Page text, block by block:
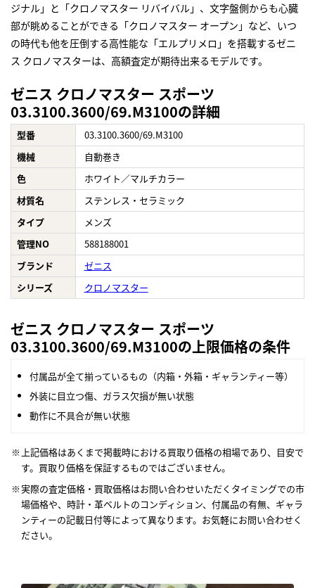
ジナル」と「クロノマスター リバイバル」、文字盤側からも心臓
部が眺めることができる「クロノマスター オープン」など、いつ
の時代も他を圧倒する高性能な「エルプリメロ」を搭載するゼニ
ス クロノマスターは、高額査定が期待出来るモデルです。
ゼニス クロノマスター スポーツ
03.3100.3600/69.M3100の詳細
型番
03.3100.3600/69.M3100
機械
自動巻き
色
ホワイト／マルチカラー
材質名
ステンレス・セラミック
タイプ
メンズ
管理NO
588188001
ブランド
ゼニス
シリーズ
クロノマスター
ゼニス クロノマスター スポーツ
03.3100.3600/69.M3100の上限価格の条件
付属品が全て揃っているもの（内箱・外箱・ギャランティー等）
外装に目立つ傷、ガラス欠損が無い状態
動作に不具合が無い状態
上記価格はあくまで掲載時における買取り価格の相場であり、目安で
す。買取り価格を保証するものではございません。
実際の査定価格・買取価格はお問い合わせいただくタイミングでの市
場価格や、時計・革ベルトのコンディション、付属品の有無、ギャラ
ンティーの記載日付等によって異なります。お気軽にお問い合わせく
ださい。